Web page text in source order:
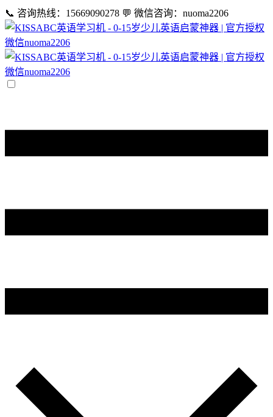
📞 咨询热线：15669090278 💬 微信咨询：nuoma2206